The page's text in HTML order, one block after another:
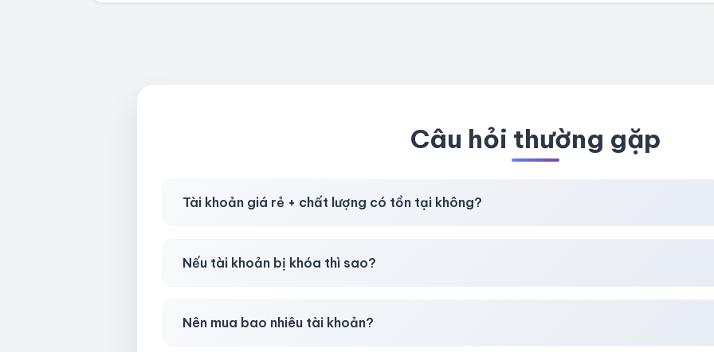
Câu hỏi thường gặp
Tài khoản giá rẻ + chất lượng có tồn tại không?
Nếu tài khoản bị khóa thì sao?
Nên mua bao nhiêu tài khoản?